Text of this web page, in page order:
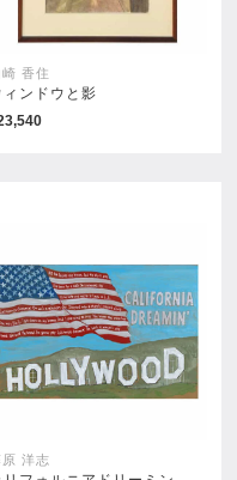
崎 香住
ィンドウと影
原 洋志